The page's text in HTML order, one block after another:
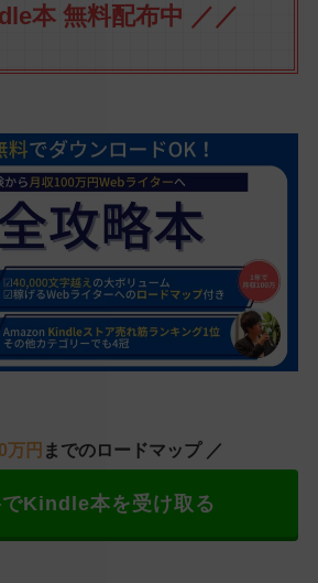
本 無料配布中 ／／
万円 までのロードマップ ／
Kindle本を受け取る